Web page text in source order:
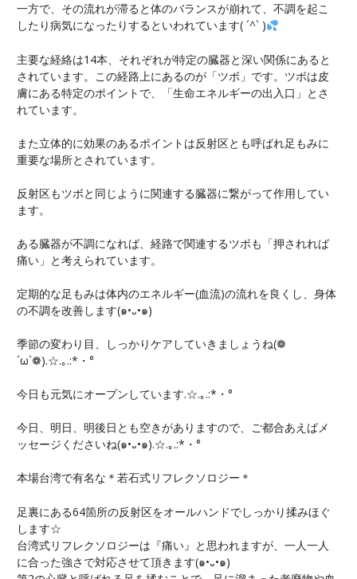
一方で、その流れが滞ると体のバランスが崩れて、不調を起こ
したり病気になったりするといわれています( ´^` )
主要な経絡は14本、それぞれが特定の臓器と深い関係にあると
されています。この経路上にあるのが「ツボ」です。ツボは皮
膚にある特定のポイントで、「生命エネルギーの出入口」とさ
れています。
また立体的に効果のあるポイントは反射区とも呼ばれ足もみに
重要な場所とされています。
反射区もツボと同じように関連する臓器に繋がって作用してい
ます。
ある臓器が不調になれば、経路で関連するツボも「押されれば
痛い」と考えられています。
定期的な足もみは体内のエネルギー(血流)の流れを良くし、身体
の不調を改善します(๑•᎑•๑)
季節の変わり目、しっかりケアしていきましょうね(❁
´ω`❁).☆.｡.:*・°
今日も元気にオープンしています.☆.｡.:*・°
今日、明日、明後日とも空きがありますので、ご都合あえばメ
ッセージくださいね(๑•᎑•๑).☆.｡.:*・°
本場台湾で有名な＊若石式リフレクソロジー＊
足裏にある64箇所の反射区をオールハンドでしっかり揉みほぐ
します☆
台湾式リフレクソロジーは『痛い』と思われますが、一人一人
に合った強さで対応させて頂きます(๑•᎑•๑)